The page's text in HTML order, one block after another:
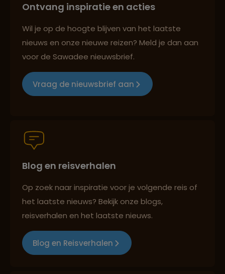
Reizen met oog voor mens, cultuur en milieu
Reiszekerheid met Sawadee
Persoonlijk en deskundig reisadvies
Ontvang inspiratie en acties
Wil je op de hoogte blijven van het laatste
nieuws en onze nieuwe reizen? Meld je dan aan
voor de Sawadee nieuwsbrief.
Vraag de nieuwsbrief aan
Blog en reisverhalen
Op zoek naar inspiratie voor je volgende reis of
het laatste nieuws? Bekijk onze blogs,
reisverhalen en het laatste nieuws.
Blog en Reisverhalen